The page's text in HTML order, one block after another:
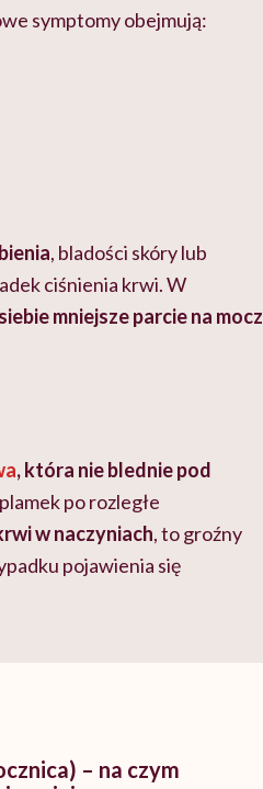
symptomy obejmują:
, bladości skóry lub
ciśnienia krwi. W
mniejsze parcie na mocz
, która nie blednie pod
po rozległe
w naczyniach, to groźny
pojawienia się
– na czym